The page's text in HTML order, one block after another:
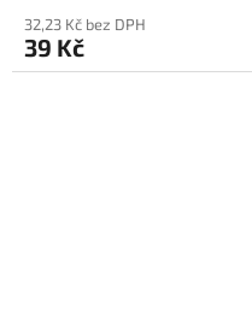
32,23 Kč bez DPH
39 Kč